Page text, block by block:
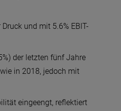
und mit 5.6% EBIT-
der letzten fünf Jahre
in 2018, jedoch mit
eingeengt, reflektiert